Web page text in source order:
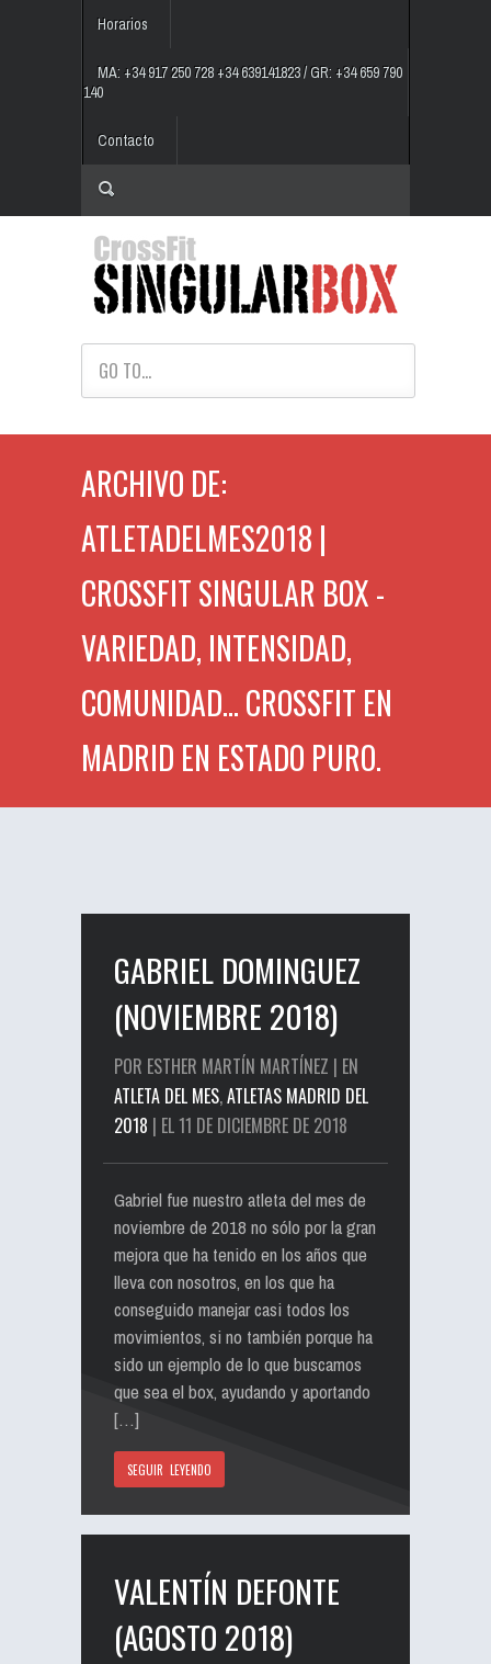
Horarios
MA: +34 917 250 728 +34 639141823 / GR: +34 659 790
140
Contacto
GO TO...
ARCHIVO DE:
ATLETADELMES2018 |
CROSSFIT SINGULAR BOX -
VARIEDAD, INTENSIDAD,
COMUNIDAD... CROSSFIT EN
MADRID EN ESTADO PURO.
GABRIEL DOMINGUEZ
(NOVIEMBRE 2018)
POR ESTHER MARTÍN MARTÍNEZ | EN
ATLETA DEL MES,ATLETAS MADRID DEL
2018 | EL 11 DE DICIEMBRE DE 2018
Gabriel fue nuestro atleta del mes de
noviembre de 2018 no sólo por la gran
mejora que ha tenido en los años que
lleva con nosotros, en los que ha
conseguido manejar casi todos los
movimientos, si no también porque ha
sido un ejemplo de lo que buscamos
que sea el box, ayudando y aportando
[…]
SEGUIR LEYENDO
VALENTÍN DEFONTE
(AGOSTO 2018)